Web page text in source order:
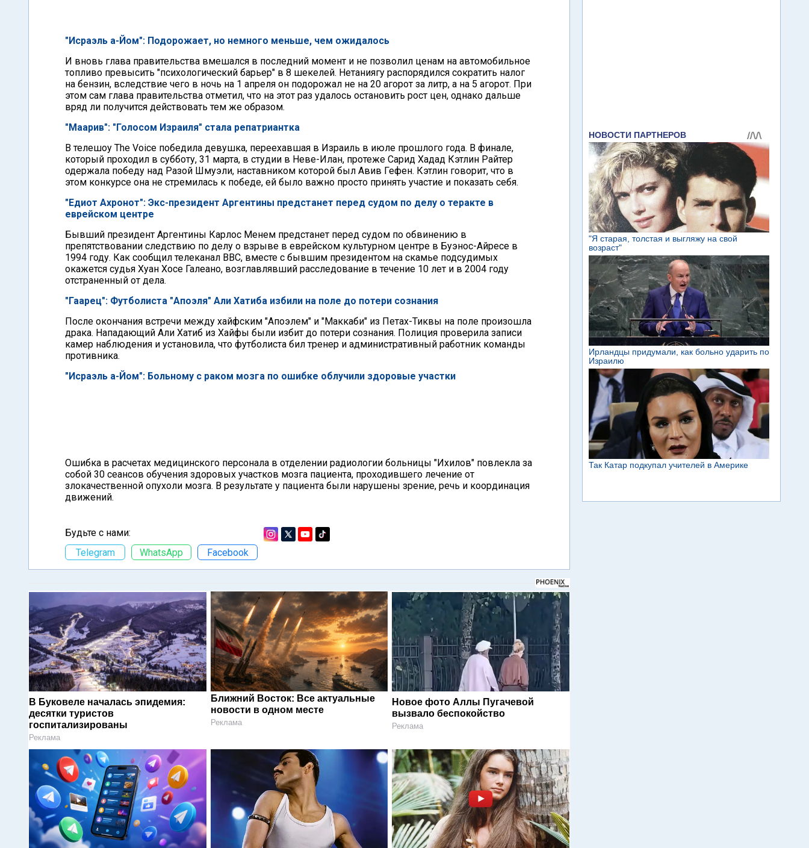
"Исраэль а-Йом": Подорожает, но немного меньше, чем ожидалось
И вновь глава правительства вмешался в последний момент и не позволил ценам на автомобильное
топливо превысить "психологический барьер" в 8 шекелей. Нетаниягу распорядился сократить налог
на бензин, вследствие чего в ночь на 1 апреля он подорожал не на 20 агорот за литр, а на 5 агорот. При
этом сам глава правительства отметил, что на этот раз удалось остановить рост цен, однако дальше
вряд ли получится действовать тем же образом.
"Маарив": "Голосом Израиля" стала репатриантка
В телешоу The Voice победила девушка, переехавшая в Израиль в июле прошлого года. В финале,
который проходил в субботу, 31 марта, в студии в Неве-Илан, протеже Сарид Хадад Кэтлин Райтер
одержала победу над Разой Шмуэли, наставником которой был Авив Гефен. Кэтлин говорит, что в
этом конкурсе она не стремилась к победе, ей было важно просто принять участие и показать себя.
"Едиот Ахронот": Экс-президент Аргентины предстанет перед судом по делу о теракте в
еврейском центре
Бывший президент Аргентины Карлос Менем предстанет перед судом по обвинению в
препятствовании следствию по делу о взрыве в еврейском культурном центре в Буэнос-Айресе в
1994 году. Как сообщил телеканал BBC, вместе с бывшим президентом на скамье подсудимых
окажется судья Хуан Хосе Галеано, возглавлявший расследование в течение 10 лет и в 2004 году
отстраненный от дела.
"Гаарец": Футболиста "Апоэля" Али Хатиба избили на поле до потери сознания
После окончания встречи между хайфским "Апоэлем" и "Маккаби" из Петах-Тиквы на поле произошла
драка. Нападающий Али Хатиб из Хайфы были избит до потери сознания. Полиция проверила записи
камер наблюдения и установила, что футболиста бил тренер и административный работник команды
противника.
"Исраэль а-Йом": Больному с раком мозга по ошибке облучили здоровые участки
Ошибка в расчетах медицинского персонала в отделении радиологии больницы "Ихилов" повлекла за
собой 30 сеансов обучения здоровых участков мозга пациента, проходившего лечение от
злокачественной опухоли мозга. В результате у пациента были нарушены зрение, речь и координация
движений.
Будьте с нами:
Telegram
WhatsApp Facebook
В Буковеле началась эпидемия:
десятки туристов
госпитализированы
Реклама
Ближний Восток: Все актуальные
новости в одном месте
Реклама
Новое фото Аллы Пугачевой
вызвало беспокойство
Реклама